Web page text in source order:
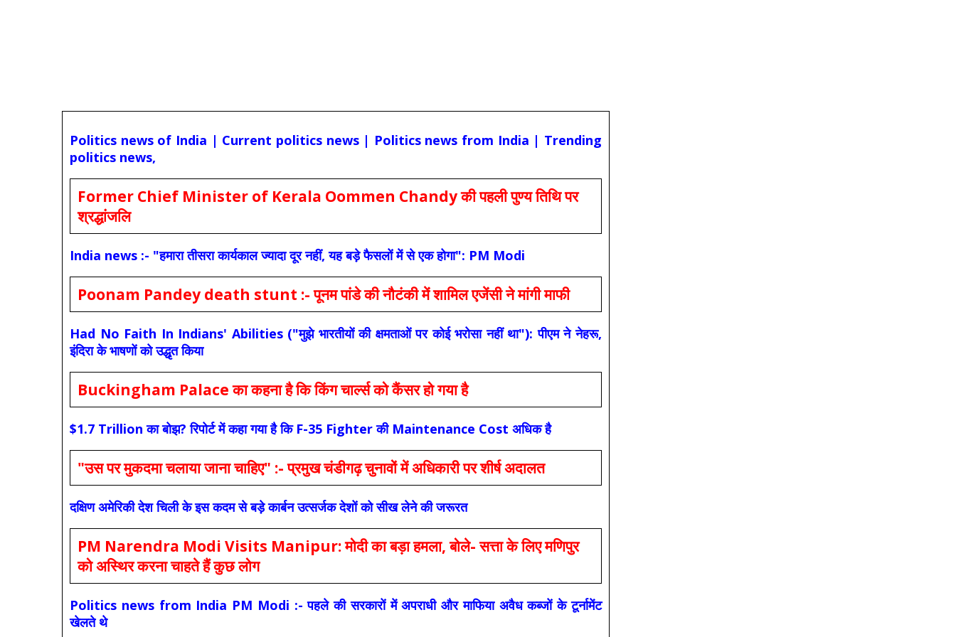
Politics news of India | Current politics news | Politics news from India | Trending
politics news,
Former Chief Minister of Kerala Oommen Chandy की पहली पुण्य तिथि पर
श्रद्धांजलि
India news :- "हमारा तीसरा कार्यकाल ज्यादा दूर नहीं, यह बड़े फैसलों में से एक होगा": PM Modi
Poonam Pandey death stunt :- पूनम पांडे की नौटंकी में शामिल एजेंसी ने मांगी माफी
Had No Faith In Indians' Abilities ("मुझे भारतीयों की क्षमताओं पर कोई भरोसा नहीं था"): पीएम ने नेहरू,
इंदिरा के भाषणों को उद्धृत किया
Buckingham Palace का कहना है कि किंग चार्ल्स को कैंसर हो गया है
$1.7 Trillion का बोझ? रिपोर्ट में कहा गया है कि F-35 Fighter की Maintenance Cost अधिक है
"उस पर मुकदमा चलाया जाना चाहिए" :- प्रमुख चंडीगढ़ चुनावों में अधिकारी पर शीर्ष अदालत
दक्षिण अमेरिकी देश चिली के इस कदम से बड़े कार्बन उत्सर्जक देशों को सीख लेने की जरूरत
PM Narendra Modi Visits Manipur: मोदी का बड़ा हमला, बोले- सत्ता के लिए मणिपुर
को अस्थिर करना चाहते हैं कुछ लोग
Politics news from India PM Modi :- पहले की सरकारों में अपराधी और माफिया अवैध कब्जों के टूर्नामेंट
खेलते थे